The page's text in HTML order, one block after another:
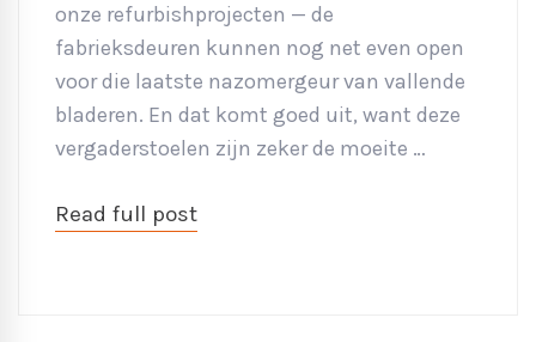
onze refurbishprojecten — de
fabrieksdeuren kunnen nog net even open
voor die laatste nazomergeur van vallende
bladeren. En dat komt goed uit, want deze
vergaderstoelen zijn zeker de moeite …
Read full post